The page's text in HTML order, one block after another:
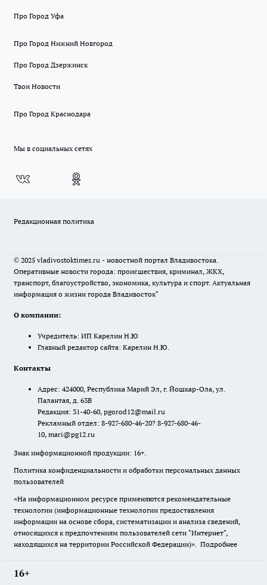
Про Город Уфа
Про Город Нижний Новгород
Про Город Дзержинск
Твои Новости
Про Город Краснодара
Мы в социальных сетях
Редакционная политика
© 2025 vladivostoktimes.ru - новостной портал Владивостока.
Оперативные новости города: происшествия, криминал, ЖКХ,
транспорт, благоустройство, экономика, культура и спорт. Актуальная
информация о жизни города Владивосток"
О компании:
Учредитель: ИП Карелин Н.Ю
Главный редактор сайта: Карелин Н.Ю.
Контакты
Адрес: 424000, Республика Марий Эл, г. Йошкар-Ола, ул.
Палантая, д. 63В
Редакция: 31-40-60, pgorod12@mail.ru
Рекламный отдел: 8-927-680-46-20? 8-927-680-46-
10, mari@pg12.ru
Знак информационной продукции: 16+.
Политика конфиденциальности и обработки персональных данных
пользователей
«На информационном ресурсе применяются рекомендательные
технологии (информационные технологии предоставления
информации на основе сбора, систематизации и анализа сведений,
относящихся к предпочтениям пользователей сети "Интернет",
находящихся на территории Российской Федерации)». Подробнее
16+